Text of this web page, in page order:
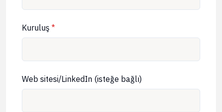
Kuruluş *
Web sitesi/LinkedIn (isteğe bağlı)